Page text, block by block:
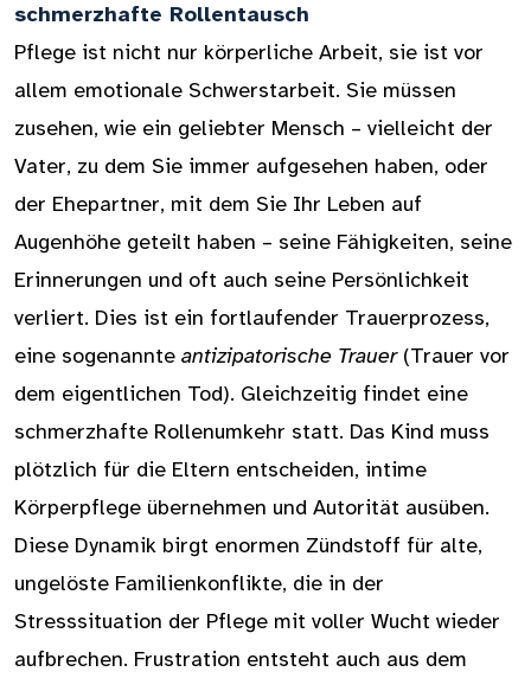
schmerzhafte Rollentausch
Pflege ist nicht nur körperliche Arbeit, sie ist vor
allem emotionale Schwerstarbeit. Sie müssen
zusehen, wie ein geliebter Mensch – vielleicht der
Vater, zu dem Sie immer aufgesehen haben, oder
der Ehepartner, mit dem Sie Ihr Leben auf
Augenhöhe geteilt haben – seine Fähigkeiten, seine
Erinnerungen und oft auch seine Persönlichkeit
verliert. Dies ist ein fortlaufender Trauerprozess,
eine sogenannte antizipatorische Trauer(Trauer vor
dem eigentlichen Tod). Gleichzeitig findet eine
schmerzhafte Rollenumkehr statt. Das Kind muss
plötzlich für die Eltern entscheiden, intime
Körperpflege übernehmen und Autorität ausüben.
Diese Dynamik birgt enormen Zündstoff für alte,
ungelöste Familienkonflikte, die in der
Stresssituation der Pflege mit voller Wucht wieder
aufbrechen. Frustration entsteht auch aus dem